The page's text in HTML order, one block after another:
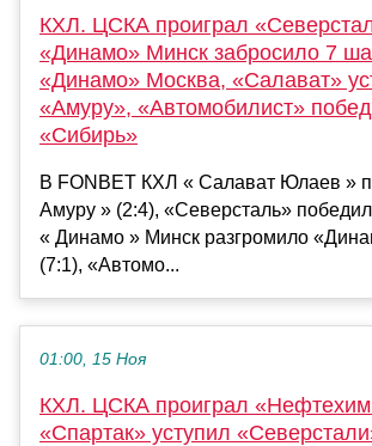
КХЛ. ЦСКА проиграл
«Динамо» Минск забросило 7
«Динамо» Москва, «Салават»
«Амуру», «Автомобилист»
«Сибирь»
В FONBET КХЛ « Салават Юлаев »
Амуру » (2:4), «Северсталь»
« Динамо » Минск разгромило
(7:1), «Автомо...
01:00, 15 Ноя
КХЛ. ЦСКА проиграл
«Спартак» уступил